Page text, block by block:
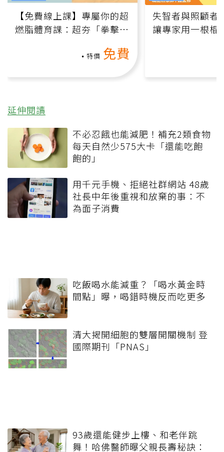
【免費線上課】專屬你的超
燃脂體育課：超夯「拳擊有
特價 免費
失智者與照顧者
讓專家用一根棍
延伸閱讀
不必忍餓也能減肥！補充2類食物
每天自然少575大卡「還能吃飽
飽的」
用千元手機、拒絕社群網站 48歲
社長中年後重視和放棄的事：不
為面子消費
吃飯喝水能減重？「喝水黃金時
間點」曝，喝錯時機反而吃更多
清大揭開細胞的雙層開關機制 登
國際期刊「PNAS」
93歲還能健步上樓、和老伴跳
舞！哈佛醫師曝父親長壽秘訣：